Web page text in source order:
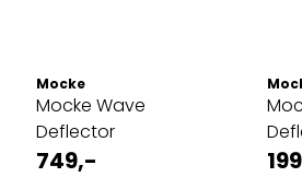
Mocke
Mocke Wave
Deflector
749,-